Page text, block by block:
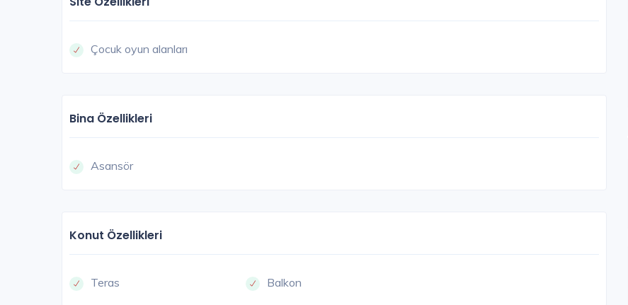
Çocuk oyun alanları
Bina Özellikleri
Asansör
Konut Özellikleri
Teras Balkon